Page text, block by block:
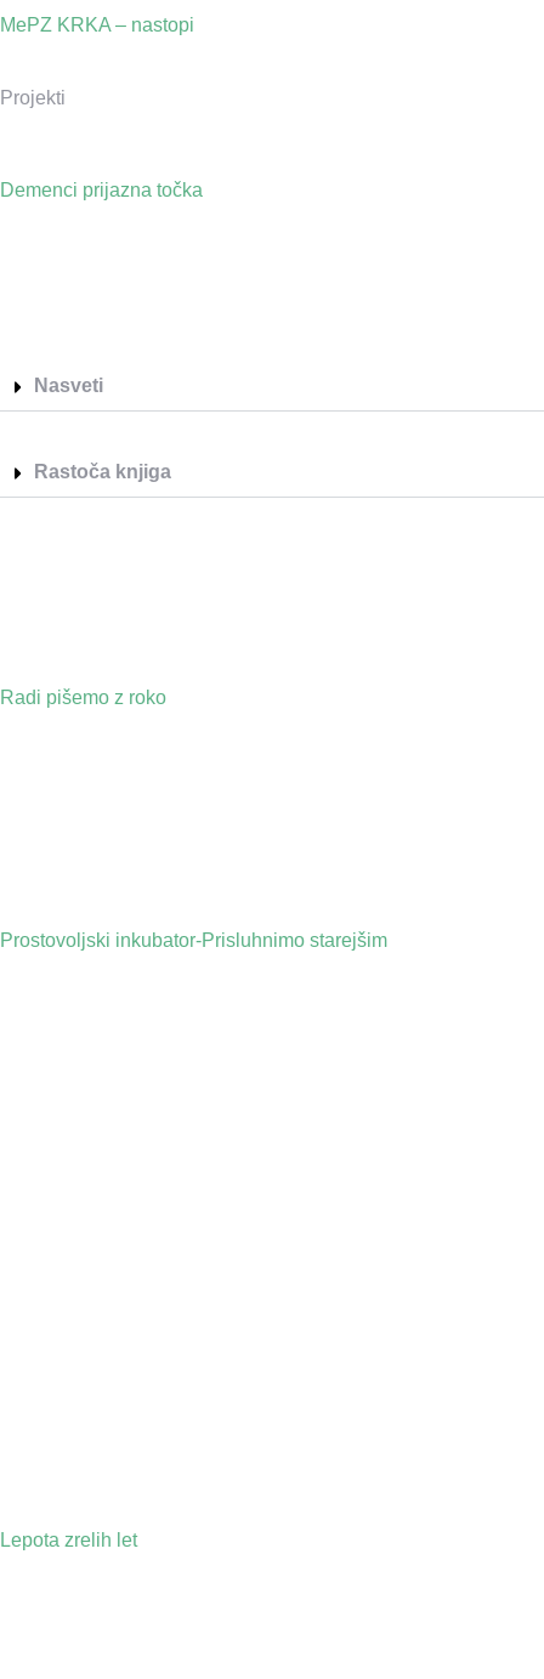
MePZ KRKA – nastopi
Projekti
Demenci prijazna točka
Nasveti
Rastoča knjiga
Radi pišemo z roko
Prostovoljski inkubator-Prisluhnimo starejšim
Lepota zrelih let